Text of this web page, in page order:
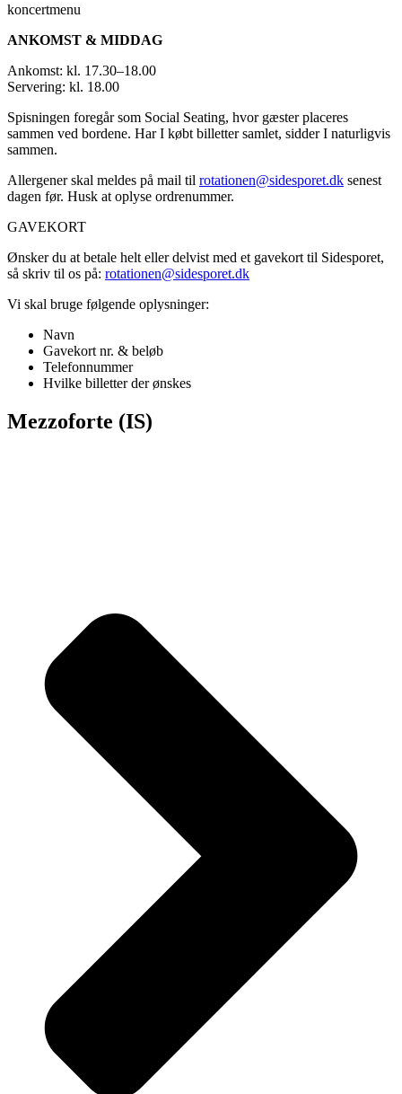
koncertmenu
ANKOMST & MIDDAG
Ankomst: kl. 17.30–18.00
Servering: kl. 18.00
Spisningen foregår som Social Seating, hvor gæster placeres
sammen ved bordene. Har I købt billetter samlet, sidder I naturligvis
sammen.
Allergener skal meldes på mail til rotationen@sidesporet.dk senest
dagen før. Husk at oplyse ordrenummer.
GAVEKORT
Ønsker du at betale helt eller delvist med et gavekort til Sidesporet,
så skriv til os på: rotationen@sidesporet.dk
Vi skal bruge følgende oplysninger:
Navn
Gavekort nr. & beløb
Telefonnummer
Hvilke billetter der ønskes
Mezzoforte (IS)